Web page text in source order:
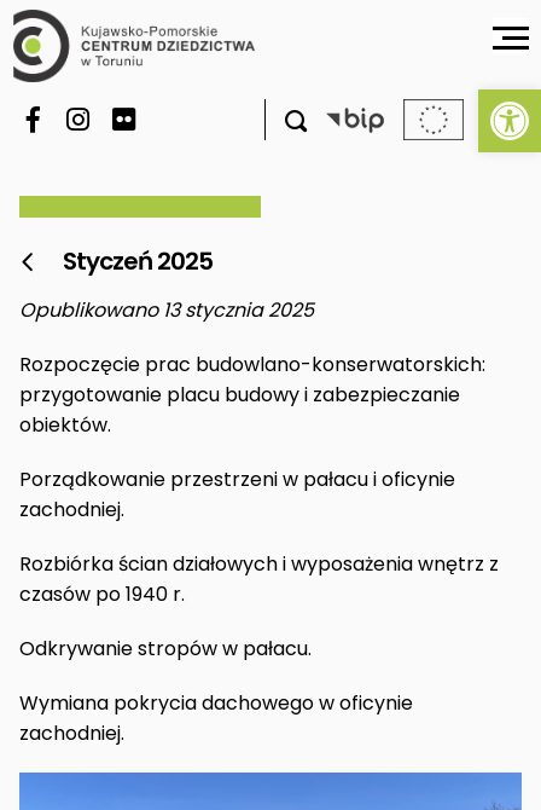

 Styczeń 2025
Opublikowano 13 stycznia 2025
Rozpoczęcie prac budowlano-konserwatorskich:
przygotowanie placu budowy i zabezpieczanie
obiektów.
Porządkowanie przestrzeni w pałacu i oficynie
zachodniej.
Rozbiórka ścian działowych i wyposażenia wnętrz z
czasów po 1940 r.
Odkrywanie stropów w pałacu.
Wymiana pokrycia dachowego w oficynie
zachodniej.